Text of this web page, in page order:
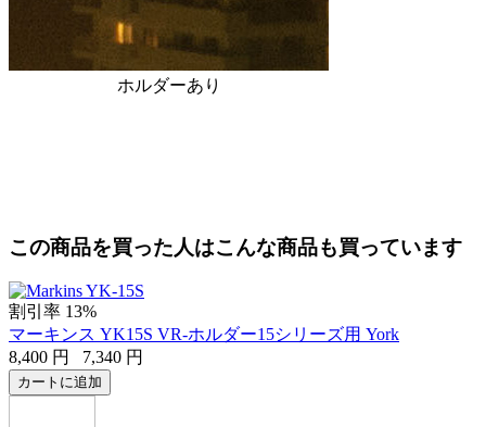
ホルダーあり
この商品を買った人はこんな商品も買っています
割引率 13%
マーキンス YK15S VR-ホルダー15シリーズ用 York
8,400 円 7,340 円
カートに追加